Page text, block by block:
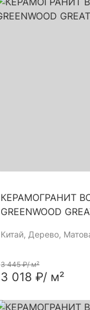
КЕРАМОГРАНИТ
GREENWOOD
Китай, Дерево,
3 445 ₽/ м²
3 018 ₽/ м²